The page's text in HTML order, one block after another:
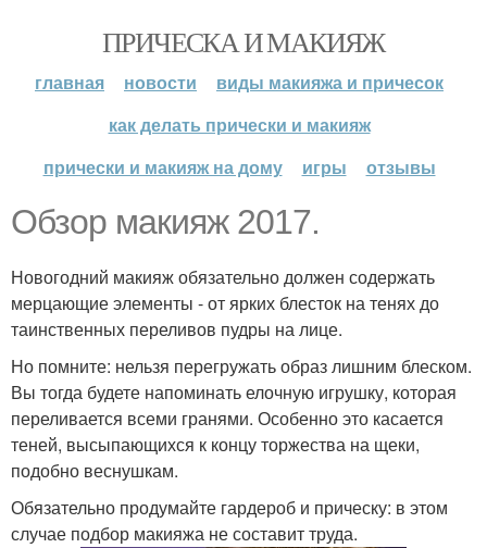
ПРИЧЕСКА И МАКИЯЖ
главная новости
виды макияжа и причесок
как делать прически и макияж
прически и макияж на дому
игры отзывы
Обзор макияж 2017.
Новогодний макияж обязательно должен содержать
мерцающие элементы - от ярких блесток на тенях до
таинственных переливов пудры на лице.
Но помните: нельзя перегружать образ лишним блеском.
Вы тогда будете напоминать елочную игрушку, которая
переливается всеми гранями. Особенно это касается
теней, высыпающихся к концу торжества на щеки,
подобно веснушкам.
Обязательно продумайте гардероб и прическу: в этом
случае подбор макияжа не составит труда.